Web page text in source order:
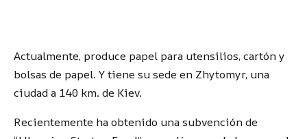
Actualmente, produce papel para utensilios, cartón y
bolsas de papel. Y tiene su sede en Zhytomyr, una
ciudad a 140 km. de Kiev.
Recientemente ha obtenido una subvención de